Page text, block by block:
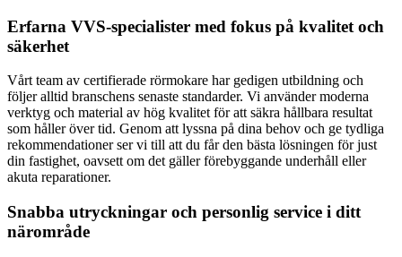
Erfarna VVS-specialister med fokus på kvalitet och
säkerhet
Vårt team av certifierade rörmokare har gedigen utbildning och
följer alltid branschens senaste standarder. Vi använder moderna
verktyg och material av hög kvalitet för att säkra hållbara resultat
som håller över tid. Genom att lyssna på dina behov och ge tydliga
rekommendationer ser vi till att du får den bästa lösningen för just
din fastighet, oavsett om det gäller förebyggande underhåll eller
akuta reparationer.
Snabba utryckningar och personlig service i ditt
närområde